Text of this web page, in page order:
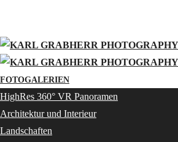
FOTOGALERIEN
HighRes 360° VR Panoramen
Architektur und Interieur
Landschaften